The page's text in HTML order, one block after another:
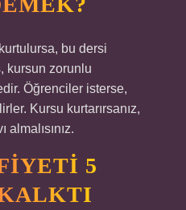
bu dersi
kursun zorunlu
Öğrenciler isterse,
Kursu kurtarırsanız,
almalısınız.
5